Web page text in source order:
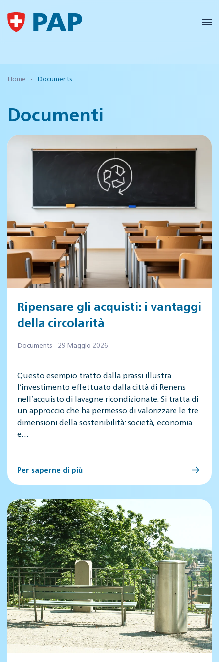
Skip to main content
Home Documents
Documenti
Ripensare gli acquisti: i vantaggi
della circolarità
Documents - 29 Maggio 2026
Questo esempio tratto dalla prassi illustra
l’investimento effettuato dalla città di Renens
nell’acquisto di lavagne ricondizionate. Si tratta di
un approccio che ha permesso di valorizzare le tre
dimensioni della sostenibilità: società, economia
e…
Per saperne di più